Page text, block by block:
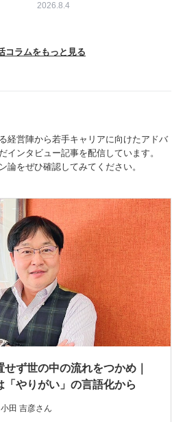
2026.8.4
コラムをもっと見る
経営陣から若手キャリアに向けたアドバ
インタビュー記事を配信しています。
論をぜひ確認してみてください。
せず世の中の流れをつかめ｜
「やりがい」の言語化から
田 吉彦さん